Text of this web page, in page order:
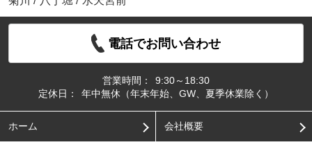
電話でお問い合わせ
営業時間：
9:30～18:30
定休日：
年中無休（年末年始、GW、夏季休業除く）
ホーム 会社概要